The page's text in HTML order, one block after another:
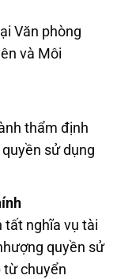
Văn phòng
và Môi
thẩm định
sử dụng
tất nghĩa vụ tài
quyền sử
từ chuyển